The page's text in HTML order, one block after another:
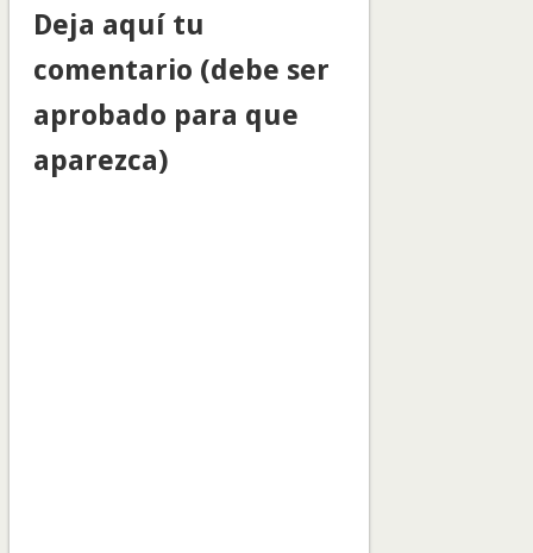
Deja aquí tu
comentario (debe ser
aprobado para que
aparezca)